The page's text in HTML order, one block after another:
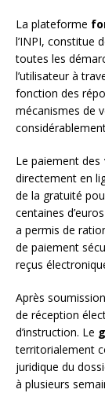
La plateforme
l’INPI, constitue
toutes les
l’utilisateur à
fonction des
mécanismes de
Le paiement des
directement en
de la gratuité
centaines
a permis de
de paiement
reçus
Après
de réception
d’instruction. Le
territorialement
juridique du
à plusieurs